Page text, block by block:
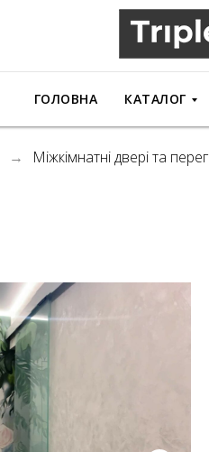
ГОЛОВНА КАТАЛОГ
→ Міжкімнатні двері та